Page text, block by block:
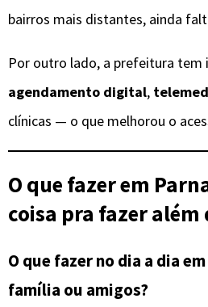
bairros mais distantes, ainda
Por outro lado, a prefeitura tem
agendamento digital,
clínicas — o que melhorou o
O que fazer em
coisa pra fazer
O que fazer no dia a dia
família ou amigos?